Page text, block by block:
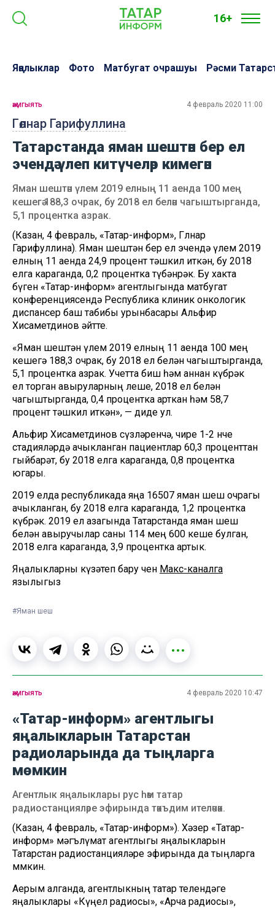
16+
Яңалыклар Фото Матбугат очрашуы Рәсми
Гөлнар Гарифуллина
җәмгыять 4 февраль 2020 11:00
Татарстанда яман шештән бер ел
эчендә үлеп китүчеләр кимегән
Яман шештән үлем 2019 елның 11 аенда 100 мең
кешегә 188,3 очрак, бу 2018 ел белән чагыштырганда,
5,1 процентка азрак.
(Казан, 4 февраль, «Татар-информ», Гөлнар
Гарифуллина). Яман шештән бер ел эчендә үлем 2019
елның 11 аенда 24,9 процент тәшкил иткән, бу 2018
елга караганда, 0,2 процентка түбәнрәк. Бу хакта
бүген «Татар-информ» агентлыгында матбугат
конференциясендә Республика клиник онкологик
диспансер баш табибы урынбасары Альфир
Хисаметдинов әйтте.
«Яман шештән үлем 2019 елның 11 аенда 100 мең
кешегә 188,3 очрак, бу 2018 ел белән чагыштырганда,
5,1 процентка азрак. Учетта биш һәм аннан күбрәк
ел торган авыруларның өлеше, 2018 ел белән
чагыштырганда, 0,4 процентка арткан һәм 58,7
процент тәшкил иткән», — диде ул.
Альфир Хисаметдинов сүзләренчә, чире 1-2 нче
стадияләрдә ачыкланган пациентлар 60,3 проценттан
гыйбарәт, бу 2018 елга караганда, 0,8 процентка
югары.
2019 елда республикада яңа 16507 яман шеш очрагы
ачыкланган, бу 2018 елга караганда, 1,2 процентка
күбрәк. 2019 ел азагында Татарстанда яман шеш
белән авыручылар саны 114 мең 600 кеше булган,
2018 елга караганда, 3,9 процентка артык.
Яңалыкларны күзәтеп бару өчен Макс-каналга
язылыгыз
#Яман шеш
җәмгыять 4 февраль 2020 10:47
«Татар-информ» агентлыгы
яңалыкларын Татарстан
радиоларында да тыңларга
мөмкин
Агентлык яңалыклары рус һәм татар
радиостанцияләре эфирында тәкъдим ителәчәк.
(Казан, 4 февраль, «Татар-информ»). Хәзер «Татар-
информ» мәгълүмат агентлыгы яңалыкларын
Татарстан радиостанцияләре эфирында да тыңларга
мөмкин.
Аерым алганда, агентлыкның татар телендәге
яңалыклары «Күңел радиосы», «Арча радиосы»,